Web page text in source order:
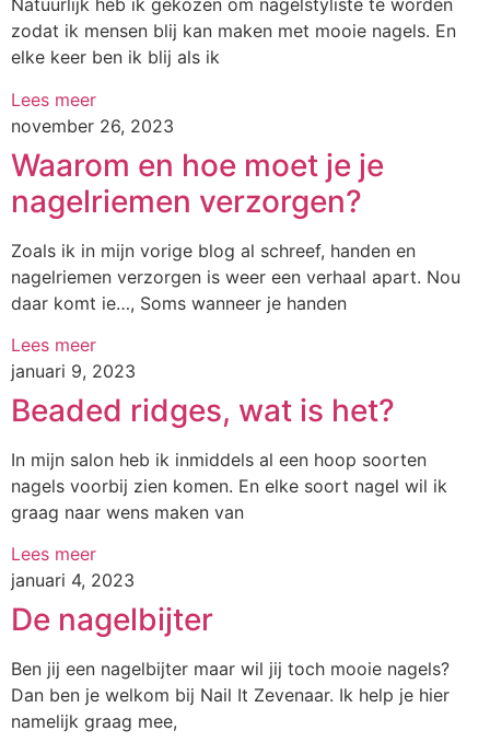
Natuurlijk heb ik gekozen om nagelstyliste te worden
zodat ik mensen blij kan maken met mooie nagels. En
elke keer ben ik blij als ik
Lees meer
november 26, 2023
Waarom en hoe moet je je
nagelriemen verzorgen?
Zoals ik in mijn vorige blog al schreef, handen en
nagelriemen verzorgen is weer een verhaal apart. Nou
daar komt ie…, Soms wanneer je handen
Lees meer
januari 9, 2023
Beaded ridges, wat is het?
In mijn salon heb ik inmiddels al een hoop soorten
nagels voorbij zien komen. En elke soort nagel wil ik
graag naar wens maken van
Lees meer
januari 4, 2023
De nagelbijter
Ben jij een nagelbijter maar wil jij toch mooie nagels?
Dan ben je welkom bij Nail It Zevenaar. Ik help je hier
namelijk graag mee,